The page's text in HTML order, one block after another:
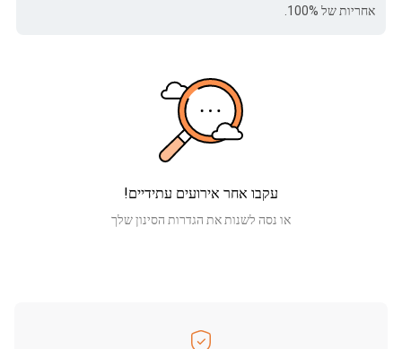
אחריות של 100%.
עקבו אחר אירועים עתידיים!
או נסה לשנות את הגדרות הסינון שלך